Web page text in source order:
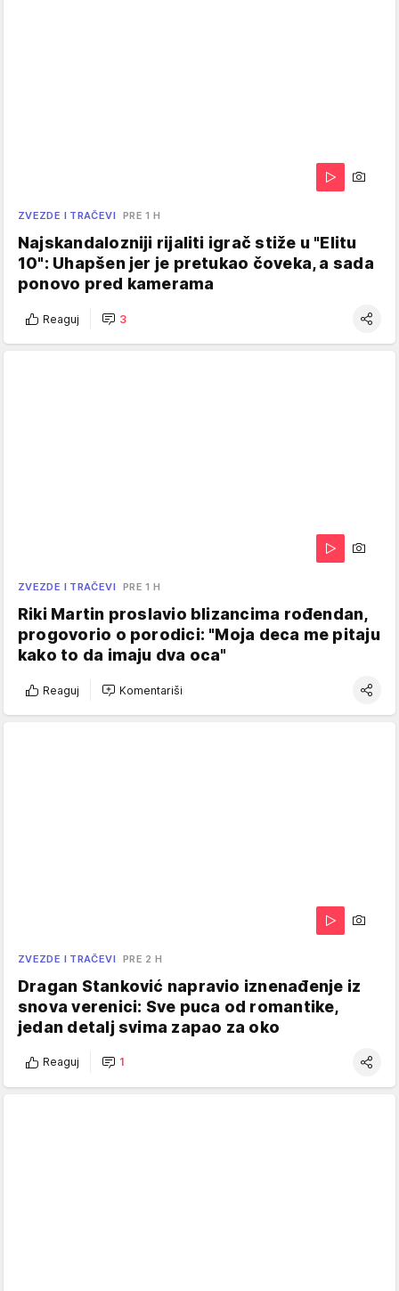
ZVEZDE I TRAČEVI PRE 1 H
Najskandalozniji rijaliti igrač stiže u "Elitu
10": Uhapšen jer je pretukao čoveka, a sada
ponovo pred kamerama
Reaguj 3
ZVEZDE I TRAČEVI PRE 1 H
Riki Martin proslavio blizancima rođendan,
progovorio o porodici: "Moja deca me pitaju
kako to da imaju dva oca"
Reaguj Komentariši
ZVEZDE I TRAČEVI PRE 2 H
Dragan Stanković napravio iznenađenje iz
snova verenici: Sve puca od romantike,
jedan detalj svima zapao za oko
Reaguj 1